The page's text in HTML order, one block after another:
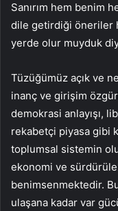
Sanırım hem benim
dile getirdiği öneriler
yerde olur muyduk
Tüzüğümüz açık ve
inanç ve girişim
demokrasi anlayışı,
rekabetçi piyasa gibi
toplumsal sistemin
ekonomi ve
benimsenmektedir.
ulaşana kadar var